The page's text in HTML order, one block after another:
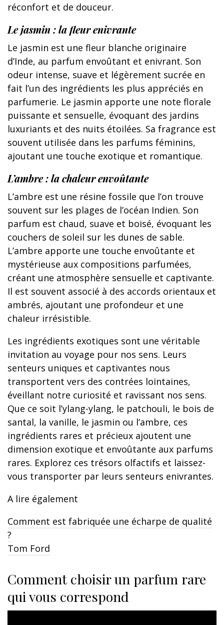
réconfort et de douceur.
Le jasmin : la fleur enivrante
Le jasmin est une fleur blanche originaire
d’Inde, au parfum envoûtant et enivrant. Son
odeur intense, suave et légèrement sucrée en
fait l’un des ingrédients les plus appréciés en
parfumerie. Le jasmin apporte une note florale
puissante et sensuelle, évoquant des jardins
luxuriants et des nuits étoilées. Sa fragrance est
souvent utilisée dans les parfums féminins,
ajoutant une touche exotique et romantique.
L’ambre : la chaleur envoûtante
L’ambre est une résine fossile que l’on trouve
souvent sur les plages de l’océan Indien. Son
parfum est chaud, suave et boisé, évoquant les
couchers de soleil sur les dunes de sable.
L’ambre apporte une touche envoûtante et
mystérieuse aux compositions parfumées,
créant une atmosphère sensuelle et captivante.
Il est souvent associé à des accords orientaux et
ambrés, ajoutant une profondeur et une
chaleur irrésistible.
Les ingrédients exotiques sont une véritable
invitation au voyage pour nos sens. Leurs
senteurs uniques et captivantes nous
transportent vers des contrées lointaines,
éveillant notre curiosité et ravissant nos sens.
Que ce soit l’ylang-ylang, le patchouli, le bois de
santal, la vanille, le jasmin ou l’ambre, ces
ingrédients rares et précieux ajoutent une
dimension exotique et envoûtante aux parfums
rares. Explorez ces trésors olfactifs et laissez-
vous transporter par leurs senteurs enivrantes.
A lire également
Comment est fabriquée une écharpe de qualité
?
Tom Ford
Comment choisir un parfum rare
qui vous correspond